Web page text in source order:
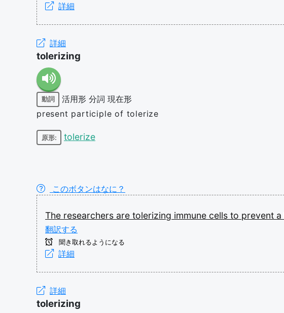
詳細
詳細
tolerizing
動詞 活用形 分詞 現在形
present participle of tolerize
原形: tolerize
このボタンはなに？
The researchers are tolerizing immune cells to prevent a
翻訳する
聞き取れるようになる
詳細
詳細
tolerizing